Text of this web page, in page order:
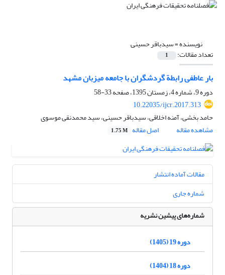
نویسنده =سیدباقر حسینی
تعداد مقالات: 1
بار عاطفی رابطة گردشگران با جامعه میزبان مشهد
دوره 9، شماره 4، زمستان 1395، صفحه
33-58
10.22035/ijcr.2017.313
حامد بخشی، آمنه اخلاقی، سیدباقر حسینی، سید محمدنقی موسوی
مشاهده مقاله
اصل مقاله 1.75 M
مقالات آماده انتشار
شماره جاری
شماره‌های پیشین نشریه
دوره 19 (1405)
دوره 18 (1404)